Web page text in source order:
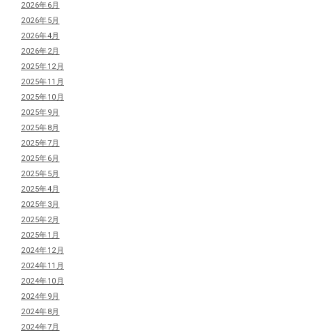
2026年6月
2026年5月
2026年4月
2026年2月
2025年12月
2025年11月
2025年10月
2025年9月
2025年8月
2025年7月
2025年6月
2025年5月
2025年4月
2025年3月
2025年2月
2025年1月
2024年12月
2024年11月
2024年10月
2024年9月
2024年8月
2024年7月